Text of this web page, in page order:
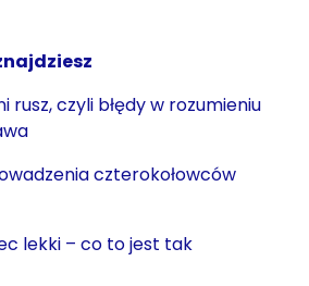
rusz, czyli błędy w rozumieniu
czterokołowców
lekki – co to jest tak